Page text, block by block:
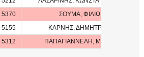
5370
ΣΟΥΜΑ, ΦΙΛΙΩ
5155
ΚΑΡΝΗΣ, ΔΗΜΗΤΡΙΟΣ
5312 ΠΑΠΑΓΙΑΝΝΕΛΗ, ΜΕΝΙΑ